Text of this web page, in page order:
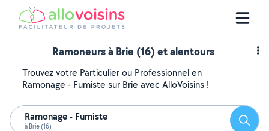
Ramoneurs à Brie (16) et alentours
Trouvez votre Particulier ou Professionnel en
Ramonage - Fumiste sur Brie avec AlloVoisins !
Ramonage - Fumiste
à Brie (16)